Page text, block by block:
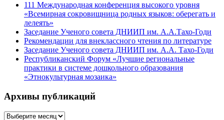
111 Международная конференция высокого уровня
«Всемирная сокровищница родных языков: оберегать и
лелеять»
Заседание Ученого совета ДНИИП им. А.А.Тахо-Годи
Рекомендации для внеклассного чтения по литературе
Заседание Ученого совета ДНИИП им. А.А. Тахо-Годи
Республиканский Форум «Лучшие региональные
практики в системе дошкольного образования
«Этнокультурная мозаика»
Архивы публикаций
Архивы